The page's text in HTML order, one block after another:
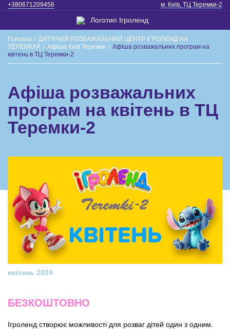
+380671209456 м. Київ, ТЦ Теремки-2
Головна / ДИТЯЧИЙ РОЗВАЖАЛЬНИЙ ЦЕНТР ІГРОЛЕНД НА
ТЕРЕМКАХ / Афіша Київ Теремки / Афіша розважальних програм на
квітень в ТЦ Теремки-2
Афіша розважальних
програм на квітень в ТЦ
Теремки-2
квітень 2024
БЕЗКОШТОВНО
Ігроленд створює можливості для розваг дітей один з одним.